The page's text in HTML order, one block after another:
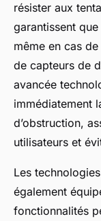
résister aux
garantissent
même en cas
de capteurs de
avancée
immédiatement
d’obstruction,
utilisateurs et
Les
également
fonctionnalités